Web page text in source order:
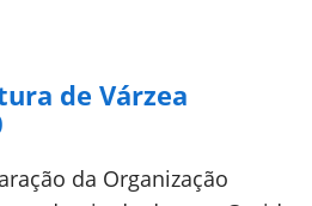
de Várzea
da Organização